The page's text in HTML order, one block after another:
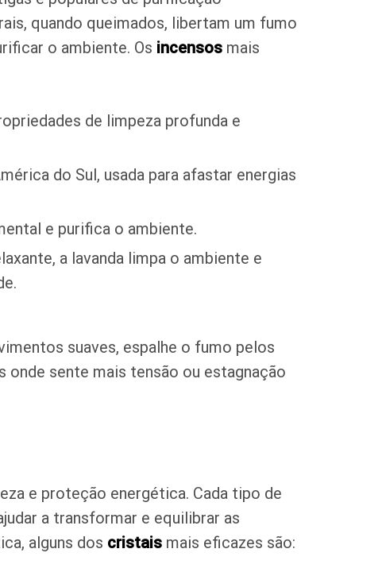
quando queimados, libertam um fumo
o ambiente. Os incensos mais
de limpeza profunda e
do Sul, usada para afastar energias
e purifica o ambiente.
a lavanda limpa o ambiente e
suaves, espalhe o fumo pelos
onde sente mais tensão ou estagnação
e proteção energética. Cada tipo de
a transformar e equilibrar as
alguns dos cristais mais eficazes são: